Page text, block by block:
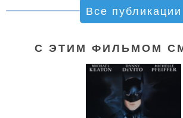
Все публикации
С ЭТИМ ФИЛЬМОМ